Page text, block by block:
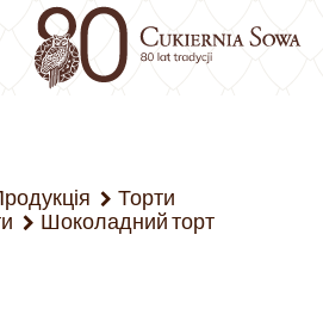
Торти
Шоколадний торт